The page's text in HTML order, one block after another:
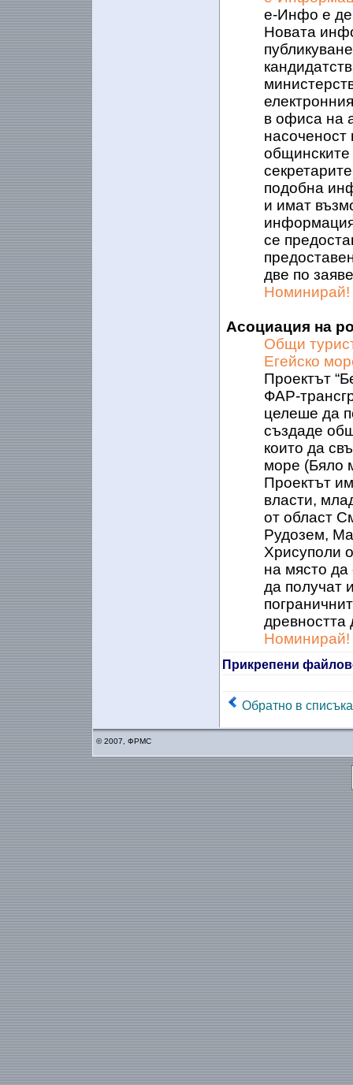
е-Инфо е
Новата
в офиса на
насоченост
общинските
подобна
и имат
информация
се
две по
Номинирай!
Асоциация на
Общи
Егейско
Проектът
ФАР-
целеше да
създаде
които да
море (Бяло
Проектът
власти,
от област
Рудозем,
Хрисуполи
на място да
да получат
Номинирай!
Прикрепени
Обратно в списъка
© 2007, ФРМС